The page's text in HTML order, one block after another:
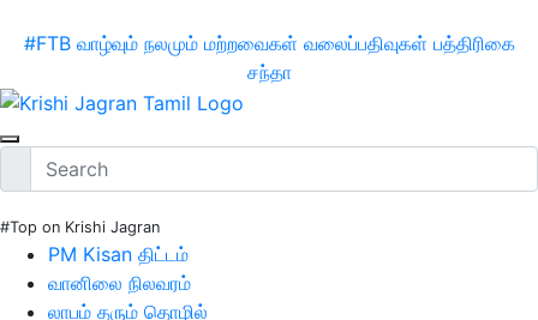
#FTB வாழ்வும் நலமும் மற்றவைகள் வலைப்பதிவுகள் பத்திரிகை
சந்தா
#Top on Krishi Jagran
PM Kisan திட்டம்
வானிலை நிலவரம்
லாபம் தரும் தொழில்